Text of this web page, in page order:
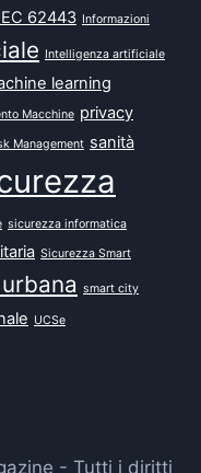
62443 Informazioni
Intelligenza artificiale
learning
Macchine privacy
Management sanità
sicurezza informatica
Sicurezza Smart
smart city
UCSe
- Tutti i diritti